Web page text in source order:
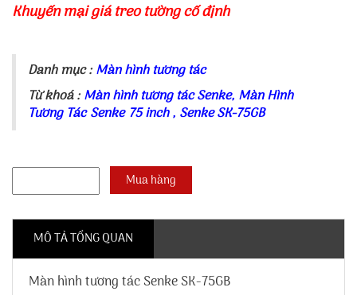
Khuyến mại giá treo tường cố định
Danh mục :Màn hình tương tác
Từ khoá :Màn hình tương tác Senke, Màn Hình
Tương Tác Senke 75 inch, Senke SK-75GB
MÔ TẢ TỔNG QUAN
Màn hình tương tác Senke SK-75GB